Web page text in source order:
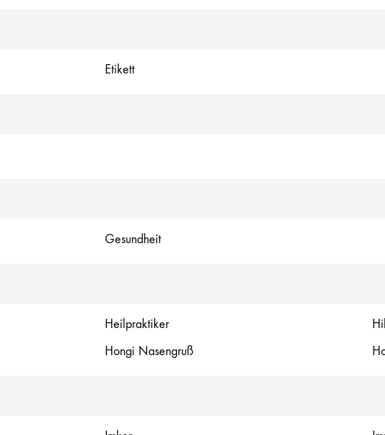
Etikett
Gesundheit
Heilpraktiker
Hongi Nasengruß